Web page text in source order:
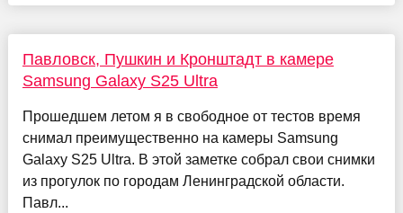
Павловск, Пушкин и Кронштадт в камере
Samsung Galaxy S25 Ultra
Прошедшем летом я в свободное от тестов время
снимал преимущественно на камеры Samsung
Galaxy S25 Ultra. В этой заметке собрал свои снимки
из прогулок по городам Ленинградской области.
Павл...